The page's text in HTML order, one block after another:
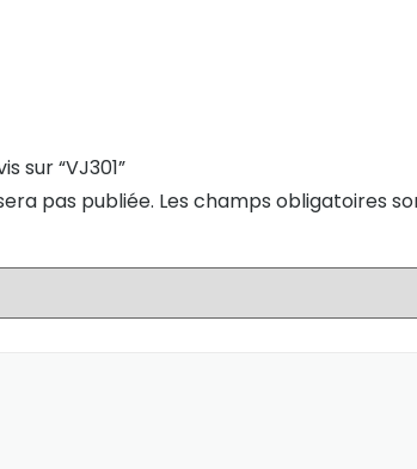
sur “VJ301”
pas publiée. Les champs obligatoires